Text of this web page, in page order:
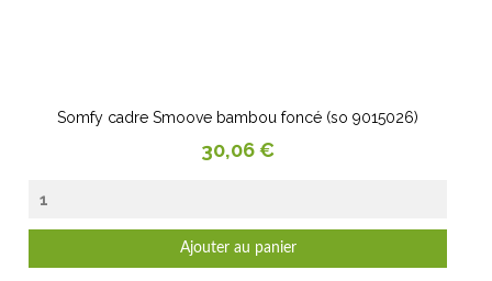
Somfy cadre Smoove bambou foncé (so 9015026)
Prix
30,06 €
Ajouter au panier